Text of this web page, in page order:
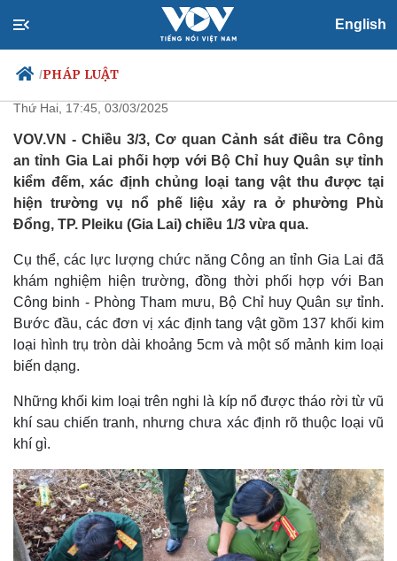
English
/PHÁP LUẬT
Chính trị
Đảng
Tổ chức nhân sự
Quốc hội
Xã hội
Tin 24h
Dự báo thời tiết
Giáo dục
Việc làm
Biển đảo
Thu giữ nhiều tang vật trong vụ
nổ phế liệu ở TP. Pleiku
Thứ Hai, 17:45, 03/03/2025
VOV.VN - Chiều 3/3, Cơ quan Cảnh sát điều tra Công
an tỉnh Gia Lai phối hợp với Bộ Chỉ huy Quân sự tỉnh
kiểm đếm, xác định chủng loại tang vật thu được tại
hiện trường vụ nổ phế liệu xảy ra ở phường Phù
Đổng, TP. Pleiku (Gia Lai) chiều 1/3 vừa qua.
Cụ thể, các lực lượng chức năng Công an tỉnh Gia Lai đã
khám nghiệm hiện trường, đồng thời phối hợp với Ban
Công binh - Phòng Tham mưu, Bộ Chỉ huy Quân sự tỉnh.
Bước đầu, các đơn vị xác định tang vật gồm 137 khối kim
loại hình trụ tròn dài khoảng 5cm và một số mảnh kim loại
biến dạng.
Những khối kim loại trên nghi là kíp nổ được tháo rời từ vũ
khí sau chiến tranh, nhưng chưa xác định rõ thuộc loại vũ
khí gì.